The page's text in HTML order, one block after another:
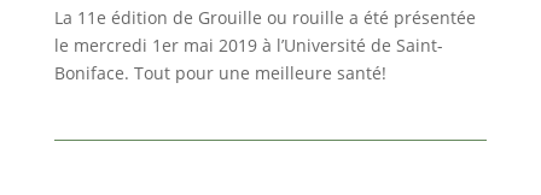
La 11e édition de Grouille ou rouille a été présentée
le mercredi 1er mai 2019 à l’Université de Saint-
Boniface. Tout pour une meilleure santé!